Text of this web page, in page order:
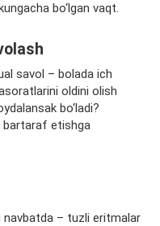
bo‘lgan vaqt.
savol – bolada ich
oldini olish
bo‘ladi?
bartaraf etishga
navbatda – tuzli eritmalar